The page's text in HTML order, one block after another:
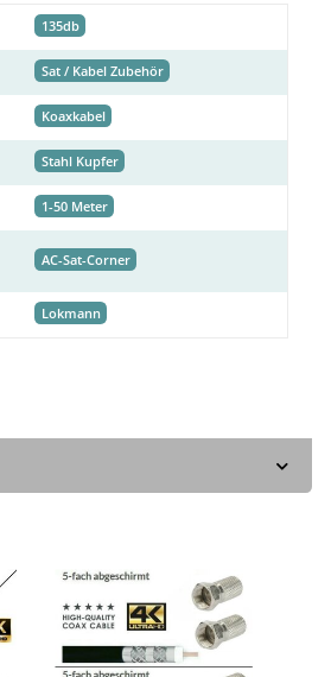
135db
Sat / Kabel Zubehör
Koaxkabel
Stahl Kupfer
1-50 Meter
AC-Sat-Corner
Lokmann